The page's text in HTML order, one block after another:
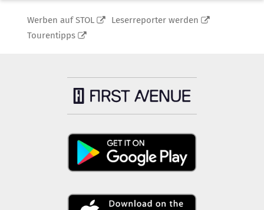
Werben auf STOL
Leserreporter werden
Tourentipps